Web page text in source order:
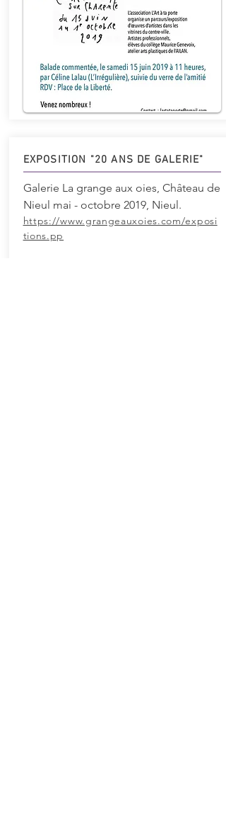
EXPOSITION "20 ANS DE GALERIE"
Galerie La grange aux oies, Château de
Nieul mai - octobre 2019, Nieul.
https://www.grangeauxoies.com/exposi
tions.pp